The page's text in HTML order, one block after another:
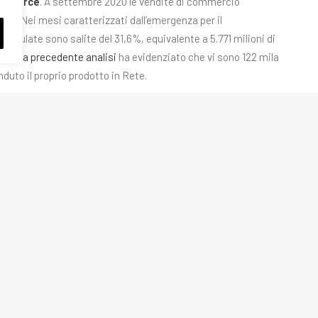
Nei mesi caratterizzati dall’emergenza per il
sono salite del 31,6%, equivalente a 5.771 milioni di
nostra precedente analisi ha evidenziato che vi sono 122 mila
il proprio prodotto in Rete.